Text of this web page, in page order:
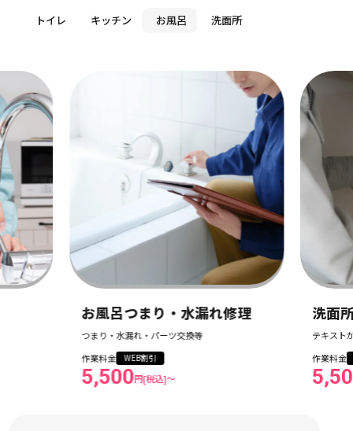
トイレ キッチン お風呂 洗面所
洗面所つまり・水漏れ修理
テキストが入ります
作業料金
WEB割引
5,500円[税込]〜
つまり
作業料